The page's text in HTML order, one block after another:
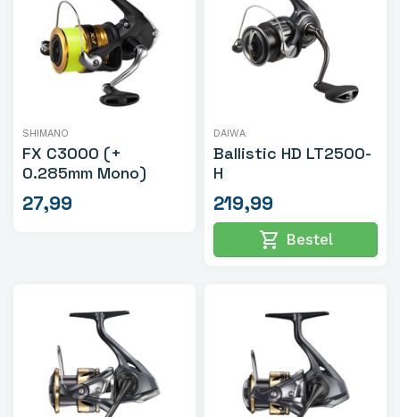
SHIMANO
FX C3000 (+
0.285mm Mono)
27,99
DAIWA
Ballistic HD LT2500-
H
219,99
shopping_cart Bestel